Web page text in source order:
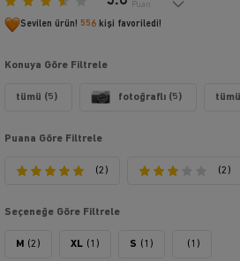
Puan
Sevilen ürün! 556 kişi favoriledi!
Konuya Göre Filtrele
tümü (5) fotoğraflı (5)
Puana Göre Filtrele
(2) (2)
Seçeneğe Göre Filtrele
M (2) XL (1) S (1) (1)